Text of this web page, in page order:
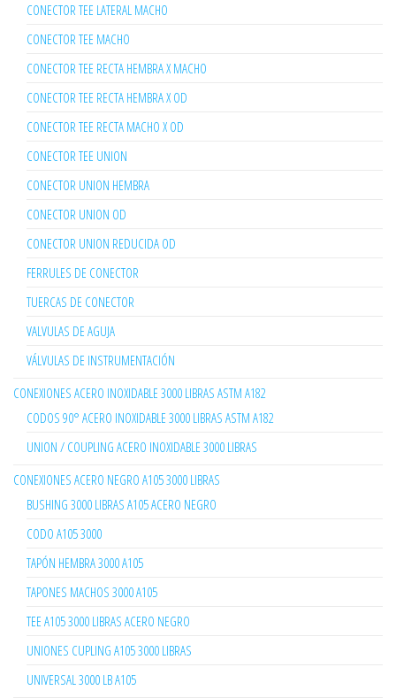
CONECTOR TEE LATERAL MACHO
CONECTOR TEE MACHO
CONECTOR TEE RECTA HEMBRA X MACHO
CONECTOR TEE RECTA HEMBRA X OD
CONECTOR TEE RECTA MACHO X OD
CONECTOR TEE UNION
CONECTOR UNION HEMBRA
CONECTOR UNION OD
CONECTOR UNION REDUCIDA OD
FERRULES DE CONECTOR
TUERCAS DE CONECTOR
VALVULAS DE AGUJA
VÁLVULAS DE INSTRUMENTACIÓN
CONEXIONES ACERO INOXIDABLE 3000 LIBRAS ASTM A182
CODOS 90° ACERO INOXIDABLE 3000 LIBRAS ASTM A182
UNION / COUPLING ACERO INOXIDABLE 3000 LIBRAS
CONEXIONES ACERO NEGRO A105 3000 LIBRAS
BUSHING 3000 LIBRAS A105 ACERO NEGRO
CODO A105 3000
TAPÓN HEMBRA 3000 A105
TAPONES MACHOS 3000 A105
TEE A105 3000 LIBRAS ACERO NEGRO
UNIONES CUPLING A105 3000 LIBRAS
UNIVERSAL 3000 LB A105